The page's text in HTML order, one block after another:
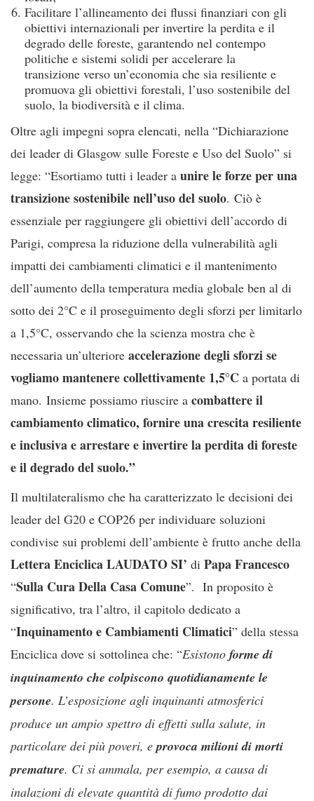
Facilitare l’allineamento dei flussi finanziari con gli
obiettivi internazionali per invertire la perdita e il
degrado delle foreste, garantendo nel contempo
politiche e sistemi solidi per accelerare la
transizione verso un’economia che sia resiliente e
promuova gli obiettivi forestali, l’uso sostenibile del
suolo, la biodiversità e il clima.
Oltre agli impegni sopra elencati, nella “Dichiarazione
dei leader di Glasgow sulle Foreste e Uso del Suolo” si
legge: “Esortiamo tutti i leader a unire le forze per una
transizione sostenibile nell’uso del suolo. Ciò è
essenziale per raggiungere gli obiettivi dell’accordo di
Parigi, compresa la riduzione della vulnerabilità agli
impatti dei cambiamenti climatici e il mantenimento
dell’aumento della temperatura media globale ben al di
sotto dei 2°C e il proseguimento degli sforzi per limitarlo
a 1,5°C, osservando che la scienza mostra che è
necessaria un’ulteriore accelerazione degli sforzi se
vogliamo mantenere collettivamente 1,5°C a portata di
mano. Insieme possiamo riuscire a combattere il
cambiamento climatico, fornire una crescita resiliente
e inclusiva e arrestare e invertire la perdita di foreste
e il degrado del suolo.”
Il multilateralismo che ha caratterizzato le decisioni dei
leader del G20 e COP26 per individuare soluzioni
condivise sui problemi dell’ambiente è frutto anche della
Lettera EnciclicaLAUDATO SI’ di Papa Francesco
“Sulla Cura Della Casa Comune”. In proposito è
significativo, tra l’altro, il capitolo dedicato a
“Inquinamento e Cambiamenti Climatici” della stessa
Enciclica dove si sottolinea che: “Esistono forme di
inquinamento che colpiscono quotidianamente le
persone. L’esposizione agli inquinanti atmosferici
produce un ampio spettro di effetti sulla salute, in
particolare dei più poveri, eprovoca milioni di morti
premature. Ci si ammala, per esempio, a causa di
inalazioni di elevate quantità di fumo prodotto dai